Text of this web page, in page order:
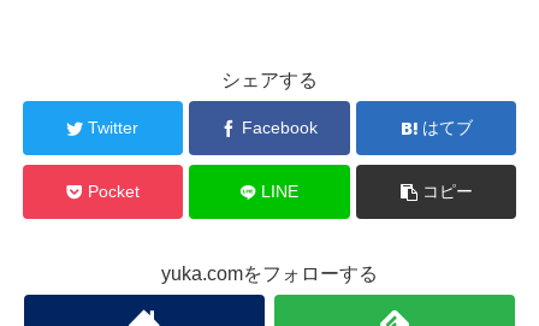
シェアする
Twitter Facebook はてブ
Pocket LINE コピー
yuka.comをフォローする